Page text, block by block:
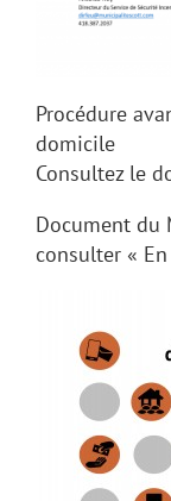
Procédure
domicile
Consultez le
Document du
consulter «